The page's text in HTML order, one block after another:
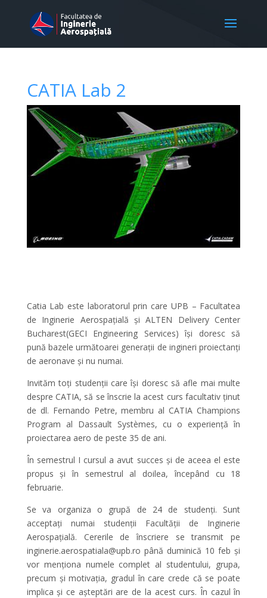
CATIA Lab 2
Catia Lab este laboratorul prin care UPB – Facultatea
de Inginerie Aerospațială și ALTEN Delivery Center
Bucharest(GECI Engineering Services) își doresc să
pună bazele următoarei generații de ingineri proiectanți
de aeronave și nu numai.
Invităm toți studenții care își doresc să afle mai multe
despre CATIA, să se înscrie la acest curs facultativ ținut
de dl. Fernando Petre, membru al CATIA Champions
Program al Dassault Systèmes, cu o experiență în
proiectarea aero de peste 35 de ani.
În semestrul I cursul a avut succes și de aceea el este
propus și în semestrul al doilea, începând cu 18
februarie.
Se va organiza o grupă de 24 de studenți. Sunt
acceptați numai studenții Facultății de Inginerie
Aerospațială. Cererile de înscriere se transmit pe
inginerie.aerospatiala@upb.ro până duminică 10 feb și
vor menționa numele complet al studentului, grupa,
precum și motivația, gradul în care crede că se poate
implica și ce așteptări are de la acest curs. În cazul în